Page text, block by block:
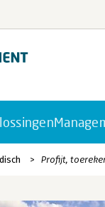
Profijt,